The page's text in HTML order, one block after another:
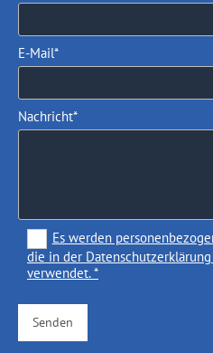
E-Mail*
Nachricht*
Es werden
die in der
verwendet. *